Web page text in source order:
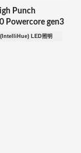
Punch
Powercore gen3
(IntelliHue) LED照明